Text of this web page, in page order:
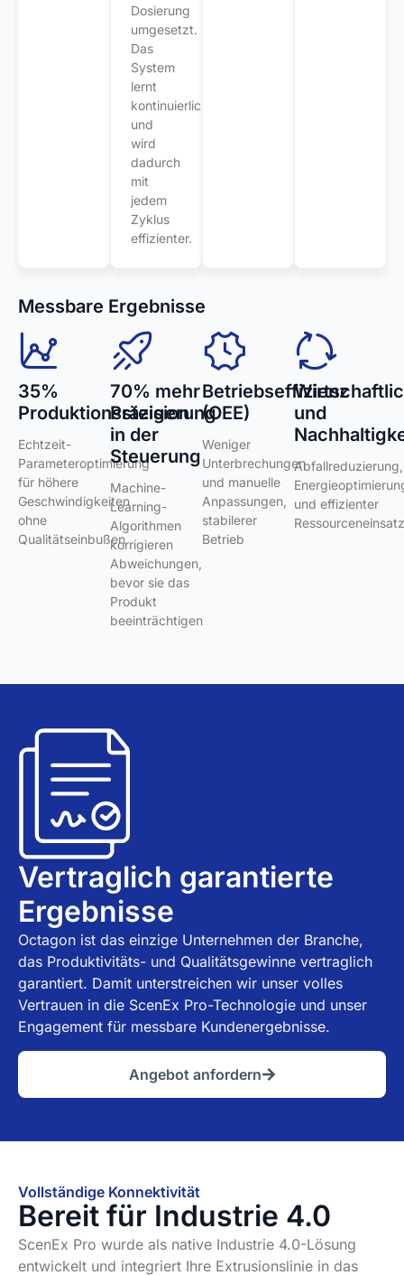
Dosierung
umgesetzt.
Das
System
lernt
kontinuierlich
und
wird
dadurch
mit
jedem
Zyklus
effizienter.
Messbare Ergebnisse
35%
Produktionssteigerung
Echtzeit-
Parameteroptimierung
für höhere
Geschwindigkeiten
ohne
Qualitätseinbußen
70% mehr
Präzision
in der
Steuerung
Machine-
Learning-
Algorithmen
korrigieren
Abweichungen,
bevor sie das
Produkt
beeinträchtigen
Betriebseffizienz
(OEE)
Weniger
Unterbrechungen
und manuelle
Anpassungen,
stabilerer
Betrieb
und
Abfallreduzierung,
und effizienter
Ressourceneinsatz
Vertraglich garantierte
Ergebnisse
Octagon ist das einzige Unternehmen der Branche,
das Produktivitäts- und Qualitätsgewinne vertraglich
garantiert. Damit unterstreichen wir unser volles
Vertrauen in die ScenEx Pro-Technologie und unser
Engagement für messbare Kundenergebnisse.
Angebot anfordern
Vollständige Konnektivität
Bereit für Industrie 4.0
ScenEx Pro wurde als native Industrie 4.0-Lösung
entwickelt und integriert Ihre Extrusionslinie in das